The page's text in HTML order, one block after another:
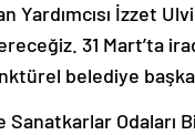
Yardımcısı İzzet
31 Mart’ta
belediye
Odaları